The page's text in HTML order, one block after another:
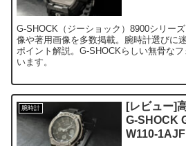
G-SHOCK（ジーショック）8900シリー
像や著用画像を多数掲載。腕時計選びに
ポイント解説。G-SHOCKらしい無骨な
います。
腕時計
[レビュー]
G-SHOCK
W110-1AJF